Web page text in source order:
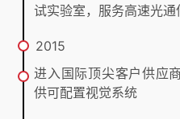
试实验室，服务高速光通
2015
进入国际顶尖客户供应
供可配置视觉系统